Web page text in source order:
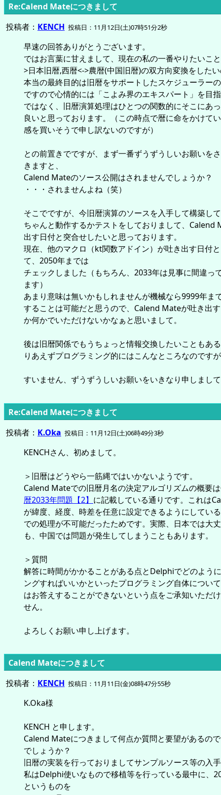
Re:Calend Mateにつきまして
投稿者： KENCH 投稿日：11月12日(土)07時51分2秒
早速の回答ありがとうございます。
ではお言葉に甘えまして、現在の私の一番やりたいこ
>日本旧暦,西暦<->農暦(中国旧暦)の双方向変換をした
本当の最終目的は旧暦をサポートしたスケジューラー
ですので心情的には「こよみ界のエキスパート」を目
ではなく、旧暦演算処理はひとつの関数的にそこにあ
良いと思っております。（この時点で暦に命をかけて
感を買いそうで申し訳ないのですが）
との前置きでですが、まず一番ずうずうしいお願いを
きますと、
Calend Mateのソース公開はされませんでしょうか？
・・・されませんよね（笑）
そこでですが、今旧暦演算のソースを入手して構築し
ちゃんと動作するかテストをしておりまして、Calend
出す日付と突合せしたいと思っております。
現在、他のマクロ（kt関数アドイン）が吐き出す日付
て、2050年までは
チェックしました（もちろん、2033年は見事に間違っ
ます）
あまり意味は無いかもしれませんが機械なら9999年ま
することは可能だと思うので、Calend Mateが吐き出
か何かでいただけないかなぁと思いまして。
後は旧暦関係でもうちょっと情報交換したいこともあ
りあえずプログラミング的にはこんなところなのです
すいません、ずうずうしいお願いをいきなり申しまし
Re:Calend Mateにつきまして
投稿者： K.Oka 投稿日：11月12日(土)06時49分3秒
KENCHさん、初めまして。
＞旧暦はどうやら一筋縄ではいかないようです。
Calend Mateでの旧暦月名の決定アルゴリズムの概要
暦2033年問題【2】 に記載している通りです。これは
が緯度、経度、時差を任意に設定できるようにしてい
での処理が不可能だったためです。実際、日本では大
も、中国では問題が発生してしまうこともあります。
＞質問
解答に時間がかかることがある点とDelphiでどのよう
ングすればいいかといったプログラミング自体につい
はお答えすることができないという点をご承知いただ
せん。
よろしくお願い申し上げます。
Calend Mateにつきまして
投稿者： KENCH 投稿日：11月11日(金)08時47分55秒
K.Oka様
KENCH と申します。
Calend Mateにつきまして何点か質問と要望があるの
でしょうか？
旧暦の実装を行っておりましてサンプルソース等の入
私はDelphi使いなもので移植等を行っている最中に、
というものを